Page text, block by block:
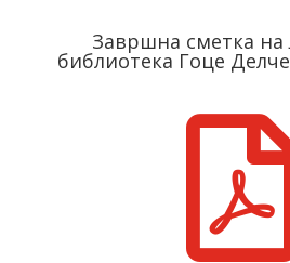
Завршнa сметкa на
библиотека Гоце